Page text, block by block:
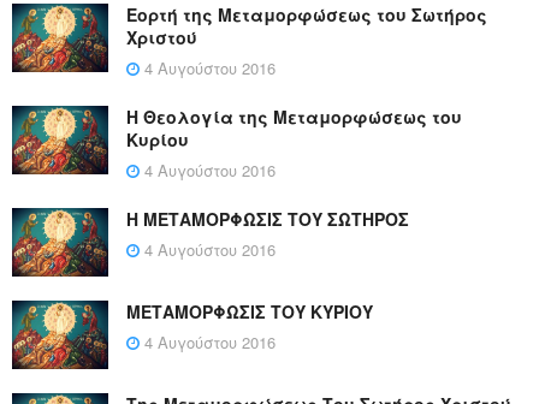
Εορτή της Μεταμορφώσεως του Σωτήρος
Χριστού
4 Αυγούστου 2016
Η Θεολογία της Μεταμορφώσεως του
Κυρίου
4 Αυγούστου 2016
Η ΜΕΤΑΜΟΡΦΩΣΙΣ ΤΟΥ ΣΩΤΗΡΟΣ
4 Αυγούστου 2016
ΜΕΤΑΜΟΡΦΩΣΙΣ ΤΟΥ ΚΥΡΙΟΥ
4 Αυγούστου 2016